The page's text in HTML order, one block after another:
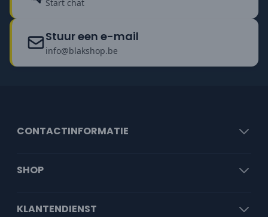
Start chat
Stuur een e-mail
info@blakshop.be
CONTACTINFORMATIE
SHOP
KLANTENDIENST